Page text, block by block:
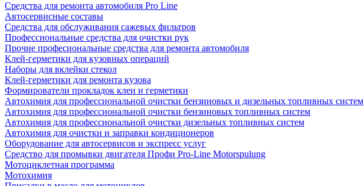
Средства для ремонта автомобиля Pro Line
Автосервисные составы
Средства для обслуживания сажевых фильтров
Профессиональные средства для очистки рук
Прочие професиональные средства для ремонта автомобиля
Клей-герметики для кузовных операций
Наборы для вклейки стекол
Клей-герметики для ремонта кузова
Формирователи прокладок клеи и герметики
Автохимия для профессиональной очистки бензиновых и дизельных топливных систем
Автохимия для профессиональной очистки бензиновых топливных систем
Автохимия для профессиональной очистки дизельных топливных систем
Автохимия для очистки и заправки кондиционеров
Оборудование для автосервисов и экспресс услуг
Средство для промывки двигателя Профи Pro-Line Motorspulung
Мотоциклетная программа
Мотохимия